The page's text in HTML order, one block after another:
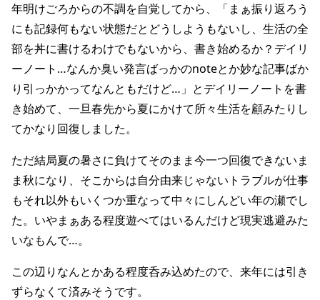
年明けごろからの不調を自覚してから、「まぁ振り返ろう
にも記録何もない状態だとどうしようもないし、生活の全
部を丼に書けるわけでもないから、書き始めるか？デイリ
ーノート…なんか臭い発言ばっかのnoteとか妙な記事ばか
り引っかかってなんともだけど…」とデイリーノートを書
き始めて、一旦春先から夏にかけて所々生活を顧みたりし
てかなり回復しました。
ただ結局夏の暑さに負けてそのまま今一つ回復できないま
ま秋になり、そこからは自分由来じゃないトラブルが仕事
もそれ以外もいくつか重なって中々にしんどい年の瀬でし
た。いやまぁある程度遊べてはいるんだけど現実逃避みた
いなもんで…。
この辺りなんとかある程度呑み込めたので、来年には引き
ずらなくて済みそうです。